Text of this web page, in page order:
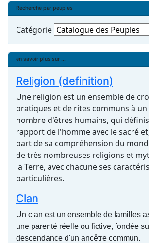
Recherche par peuples
Catégorie
en savoir plus sur ...
Religion (definition)
Une religion est un ensemble de
pratiques et de rites communs à
nombre d'êtres humains, qui
rapport de l'homme avec le sacré
part de sa compréhension du
de très nombreuses religions et
la Terre, avec chacune ses
particulières.
Clan
Un clan est un ensemble de familles
une parenté réelle ou fictive, fondée
descendance d'un ancêtre commun.